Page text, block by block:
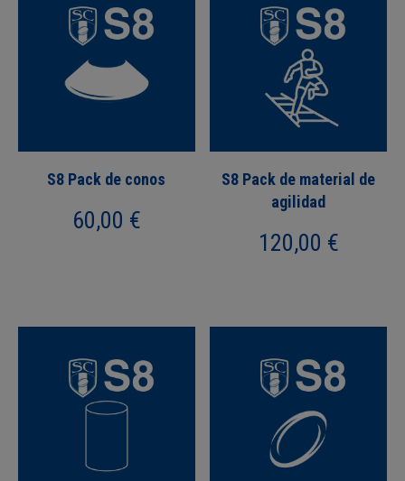
S8 Pack de conos
60,00 €
S8 Pack de material de
agilidad
120,00 €